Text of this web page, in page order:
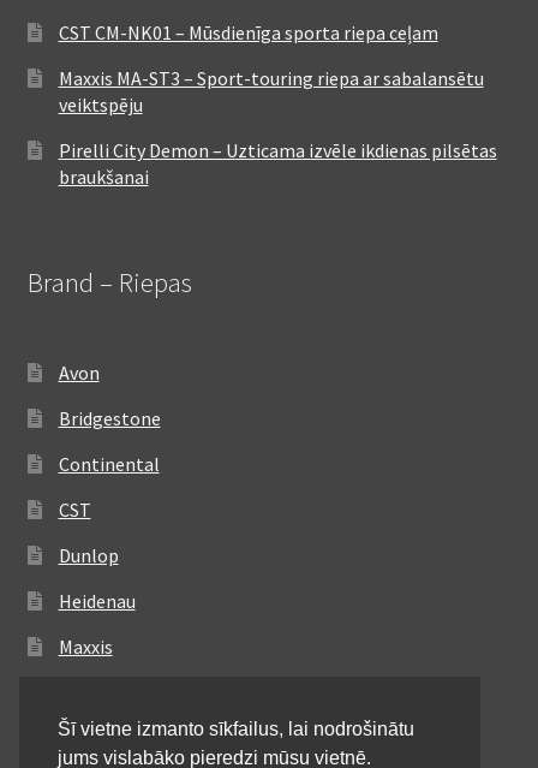
CST CM-NK01 – Mūsdienīga sporta riepa ceļam
Maxxis MA-ST3 – Sport-touring riepa ar sabalansētu
veiktspēju
Pirelli City Demon – Uzticama izvēle ikdienas pilsētas
braukšanai
Brand – Riepas
Avon
Bridgestone
Continental
CST
Dunlop
Heidenau
Maxxis
Michelin
Šī vietne izmanto sīkfailus, lai nodrošinātu
jums vislabāko pieredzi mūsu vietnē.